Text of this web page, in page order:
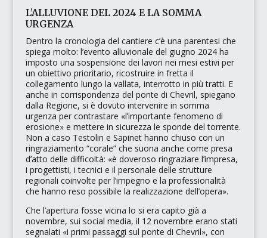
L’ALLUVIONE DEL 2024 E LA SOMMA
URGENZA
Dentro la cronologia del cantiere c’è una parentesi che
spiega molto: l’evento alluvionale del giugno 2024 ha
imposto una sospensione dei lavori nei mesi estivi per
un obiettivo prioritario, ricostruire in fretta il
collegamento lungo la vallata, interrotto in più tratti. E
anche in corrispondenza del ponte di Chevril, spiegano
dalla Regione, si è dovuto intervenire in somma
urgenza per contrastare «l’importante fenomeno di
erosione»e mettere in sicurezza le sponde del torrente.
Non a caso Testolin e Sapinet hanno chiuso con un
ringraziamento “corale” che suona anche come presa
d’atto delle difficoltà: «è doveroso ringraziare l’impresa,
i progettisti, i tecnici e il personale delle strutture
regionali coinvolte per l’impegno e la professionalità
che hanno reso possibile la realizzazione dell’opera».
Che l’apertura fosse vicina lo si era capito già a
novembre, sui social media, il 12 novembre erano stati
segnalati «i primi passaggi sul ponte di Chevril», con